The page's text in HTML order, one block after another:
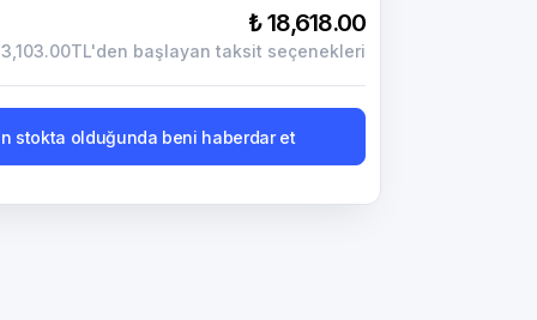
₺ 18,618.00
3,103.00TL'den başlayan taksit seçenekleri
stokta olduğunda beni haberdar et